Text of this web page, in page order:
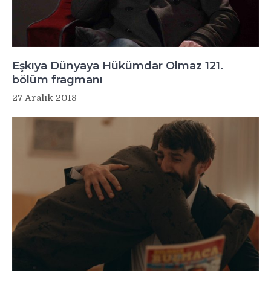
Eşkıya Dünyaya Hükümdar Olmaz 121.
bölüm fragmanı
27 Aralık 2018